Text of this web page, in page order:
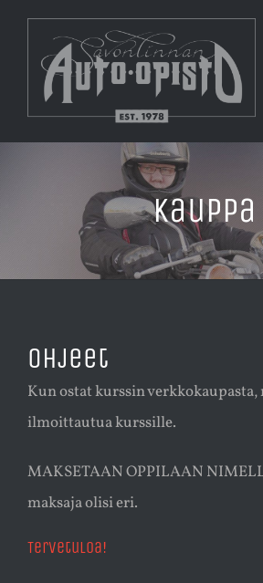
Skip
content
Kauppa
Ohjeet
Kun ostat kurssin verkkokaupasta,
ilmoittautua kurssille.
MAKSETAAN OPPILAAN
maksaja olisi eri.
Tervetuloa!